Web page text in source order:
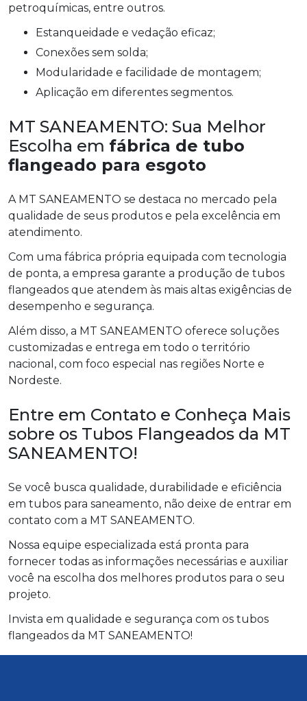
petroquímicas, entre outros.
Estanqueidade e vedação eficaz;
Conexões sem solda;
Modularidade e facilidade de montagem;
Aplicação em diferentes segmentos.
MT SANEAMENTO: Sua Melhor
Escolha em fábrica de tubo
flangeado para esgoto
A MT SANEAMENTO se destaca no mercado pela
qualidade de seus produtos e pela excelência em
atendimento.
Com uma fábrica própria equipada com tecnologia
de ponta, a empresa garante a produção de tubos
flangeados que atendem às mais altas exigências de
desempenho e segurança.
Além disso, a MT SANEAMENTO oferece soluções
customizadas e entrega em todo o território
nacional, com foco especial nas regiões Norte e
Nordeste.
Entre em Contato e Conheça Mais
sobre os Tubos Flangeados da MT
SANEAMENTO!
Se você busca qualidade, durabilidade e eficiência
em tubos para saneamento, não deixe de entrar em
contato com a MT SANEAMENTO.
Nossa equipe especializada está pronta para
fornecer todas as informações necessárias e auxiliar
você na escolha dos melhores produtos para o seu
projeto.
Invista em qualidade e segurança com os tubos
flangeados da MT SANEAMENTO!